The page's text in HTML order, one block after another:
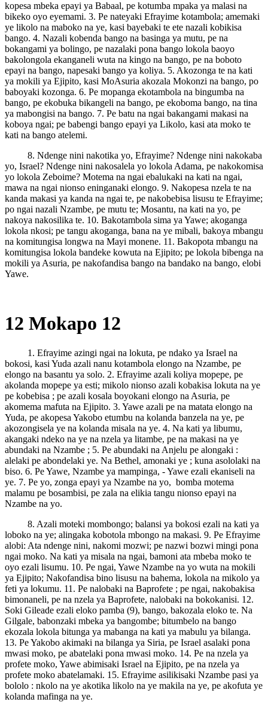
kopesa mbeka epayi ya Babaal, pe kotumba mpaka ya malasi na
bikeko oyo eyemami. 3. Pe nateyaki Efrayime kotambola; amemaki
ye likolo na maboko na ye, kasi bayebaki te ete nazali kobikisa
bango. 4. Nazali kobenda bango na basinga ya mutu, pe na
bokangami ya bolingo, pe nazalaki pona bango lokola baoyo
bakolongola ekanganeli wuta na kingo na bango, pe na boboto
epayi na bango, napesaki bango ya koliya. 5. Akozonga te na kati
ya mokili ya Ejipito, kasi MoAsuria akozala Mokonzi na bango, po
baboyaki kozonga. 6. Pe mopanga ekotambola na bingumba na
bango, pe ekobuka bikangeli na bango, pe ekoboma bango, na tina
ya mabongisi na bango. 7. Pe batu na ngai bakangami makasi na
koboya ngai; pe babengi bango epayi ya Likolo, kasi ata moko te
kati na bango atelemi.
8. Ndenge nini nakotika yo, Efrayime? Ndenge nini nakokaba
yo, Israel? Ndenge nini nakosalela yo lokola Adama, pe nakokomisa
yo lokola Zeboime? Motema na ngai ebalukaki na kati na ngai,
mawa na ngai nionso eninganaki elongo. 9. Nakopesa nzela te na
kanda makasi ya kanda na ngai te, pe nakobebisa lisusu te Efrayime;
po ngai nazali Nzambe, pe mutu te; Mosantu, na kati na yo, pe
nakoya nakosilika te. 10. Bakotambola sima ya Yawe; akoganga
lokola nkosi; pe tangu akoganga, bana na ye mibali, bakoya mbangu
na komitungisa longwa na Mayi monene. 11. Bakopota mbangu na
komitungisa lokola bandeke kowuta na Ejipito; pe lokola bibenga na
mokili ya Asuria, pe nakofandisa bango na bandako na bango, elobi
Yawe.
12 Mokapo 12
1. Efrayime azingi ngai na lokuta, pe ndako ya Israel na
bokosi, kasi Yuda azali nanu kotambola elongo na Nzambe, pe
elongo na basantu ya solo. 2. Efrayime azali koliya mopepe, pe
akolanda mopepe ya esti; mikolo nionso azali kobakisa lokuta na ye
pe kobebisa ; pe azali kosala boyokani elongo na Asuria, pe
akomema mafuta na Ejipito. 3. Yawe azali pe na matata elongo na
Yuda, pe akopesa Yakobo etumbu na kolanda banzela na ye, pe
akozongisela ye na kolanda misala na ye. 4. Na kati ya libumu,
akangaki ndeko na ye na nzela ya litambe, pe na makasi na ye
abundaki na Nzambe ; 5. Pe abundaki na Anjelu pe alongaki :
alelaki pe abondelaki ye. Na Bethel, amonaki ye ; kuna asololaki na
biso. 6. Pe Yawe, Nzambe ya mampinga, - Yawe ezali ekaniseli na
ye. 7. Pe yo, zonga epayi ya Nzambe na yo, bomba motema
malamu pe bosambisi, pe zala na elikia tangu nionso epayi na
Nzambe na yo.
8. Azali moteki mombongo; balansi ya bokosi ezali na kati ya
loboko na ye; alingaka kobotola mbongo na makasi. 9. Pe Efrayime
alobi: Ata ndenge nini, nakomi mozwi; pe nazwi bozwi mingi pona
ngai moko. Na kati ya misala na ngai, bamoni ata mbeba moko te
oyo ezali lisumu. 10. Pe ngai, Yawe Nzambe na yo wuta na mokili
ya Ejipito; Nakofandisa bino lisusu na bahema, lokola na mikolo ya
feti ya lokumu. 11. Pe nalobaki na Baprofete ; pe ngai, nakobakisa
bimonaneli, pe na nzela ya Baprofete, nalobaki na bokokanisi. 12.
Soki Gileade ezali eloko pamba (9), bango, bakozala eloko te. Na
Gilgale, babonzaki mbeka ya bangombe; bitumbelo na bango
ekozala lokola bitunga ya mabanga na kati ya mabulu ya bilanga.
13. Pe Yakobo akimaki na bilanga ya Siria, pe Israel asalaki pona
mwasi moko, pe abatelaki pona mwasi moko. 14. Pe na nzela ya
profete moko, Yawe abimisaki Israel na Ejipito, pe na nzela ya
profete moko abatelamaki. 15. Efrayime asilikisaki Nzambe pasi ya
bololo : nkolo na ye akotika likolo na ye makila na ye, pe akofuta ye
kolanda mafinga na ye.